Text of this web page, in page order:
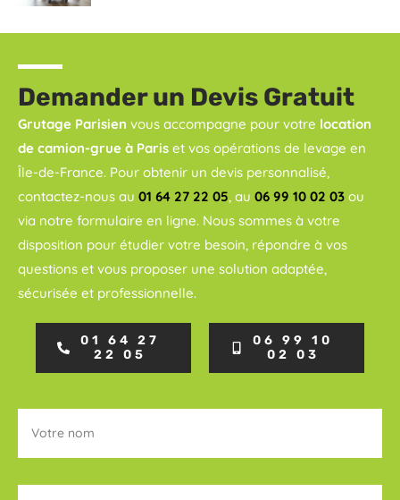
Demander un Devis Gratuit
Grutage Parisien vous accompagne pour votre location
de camion-grue à Paris et vos opérations de levage en
Île-de-France. Pour obtenir un devis personnalisé,
contactez-nous au 01 64 27 22 05, au 06 99 10 02 03 ou
via notre formulaire en ligne. Nous sommes à votre
disposition pour étudier votre besoin, répondre à vos
questions et vous proposer une solution adaptée,
sécurisée et professionnelle.
01 64 27
22 05
06 99 10
02 03